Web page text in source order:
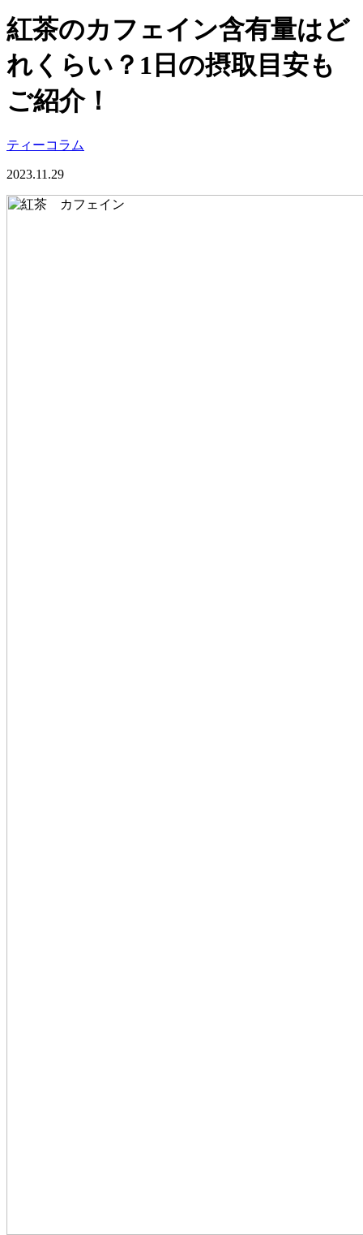
紅茶のカフェイン含有量はど
れくらい？1日の摂取目安も
ご紹介！
ティーコラム
2023.11.29